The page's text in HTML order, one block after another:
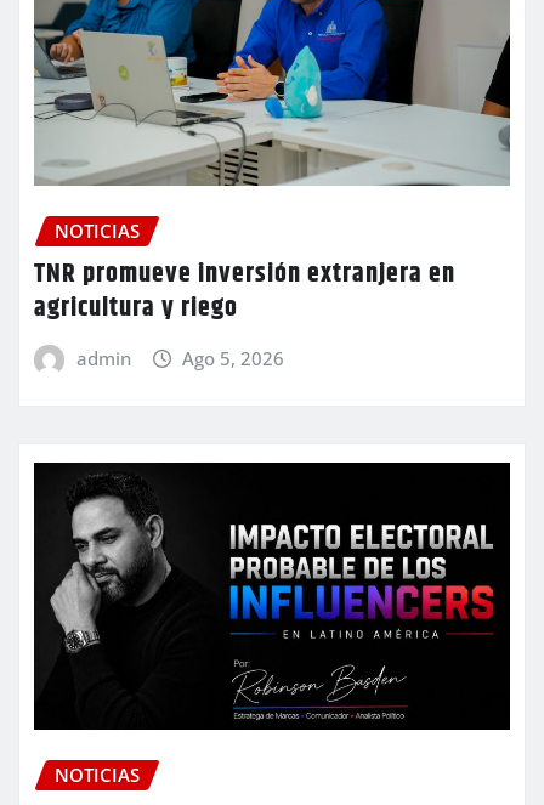
NOTICIAS
TNR promueve inversión extranjera en
agricultura y riego
admin Ago 5, 2026
NOTICIAS